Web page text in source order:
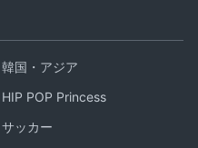
韓国・アジア
HIP POP Princess
サッカー